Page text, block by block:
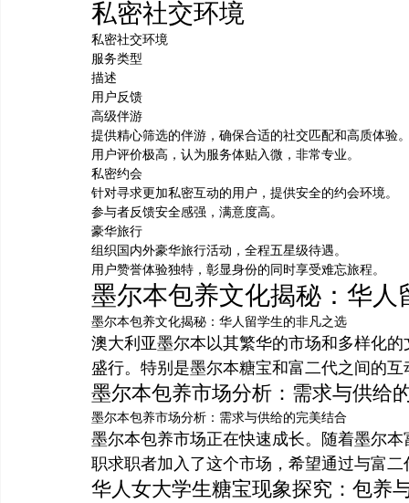
私密社交环境
私密社交环境
服务类型
描述
用户反馈
高级伴游
提供精心筛选的伴游，确保合适的社交匹配和高质体验
用户评价极高，认为服务体贴入微，非常专业。
私密约会
针对寻求更加私密互动的用户，提供安全的约会环境。
参与者反馈安全感强，满意度高。
豪华旅行
组织国内外豪华旅行活动，全程五星级待遇。
用户赞誉体验独特，彰显身份的同时享受难忘旅程。
墨尔本包养文化揭秘：华人
墨尔本包养文化揭秘：华人留学生的非凡之选
澳大利亚墨尔本以其繁华的市场和多样化
盛行。特别是墨尔本糖宝和富二代之间的
墨尔本包养市场分析：需求与供给
墨尔本包养市场分析：需求与供给的完美结合
墨尔本包养市场正在快速成长。随着墨尔
职求职者加入了这个市场，希望通过与富
华人女大学生糖宝现象探究：包养